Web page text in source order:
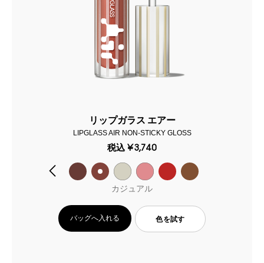
リップガラス エアー
LIPGLASS AIR NON-STICKY GLOSS
税込 ¥3,740
カジュアル
バッグへ入れる 色を試す